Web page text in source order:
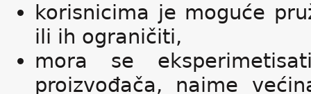
korisnicima je moguće
ili ih ograničiti,
mora se
proizvođača, naime